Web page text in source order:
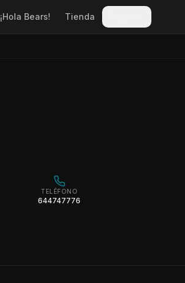
¡Hola Bears! Tienda
TELÉFONO
644747776